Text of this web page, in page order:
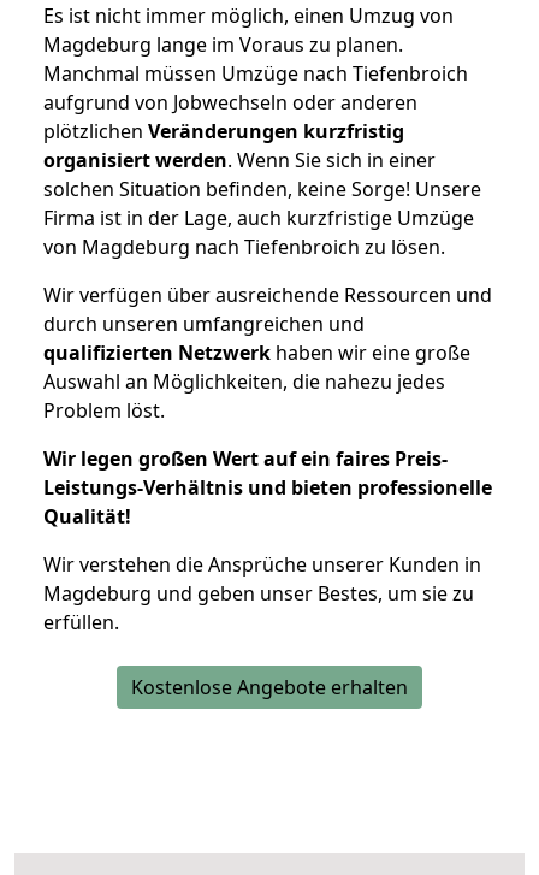
Es ist nicht immer möglich, einen Umzug von
Magdeburg lange im Voraus zu planen.
Manchmal müssen Umzüge nach Tiefenbroich
aufgrund von Jobwechseln oder anderen
plötzlichen Veränderungen kurzfristig
organisiert werden. Wenn Sie sich in einer
solchen Situation befinden, keine Sorge! Unsere
Firma ist in der Lage, auch kurzfristige Umzüge
von Magdeburg nach Tiefenbroich zu lösen.
Wir verfügen über ausreichende Ressourcen und
durch unseren umfangreichen und
qualifizierten Netzwerk haben wir eine große
Auswahl an Möglichkeiten, die nahezu jedes
Problem löst.
Wir legen großen Wert auf ein faires Preis-
Leistungs-Verhältnis und bieten professionelle
Qualität!
Wir verstehen die Ansprüche unserer Kunden in
Magdeburg und geben unser Bestes, um sie zu
erfüllen.
Kostenlose Angebote erhalten